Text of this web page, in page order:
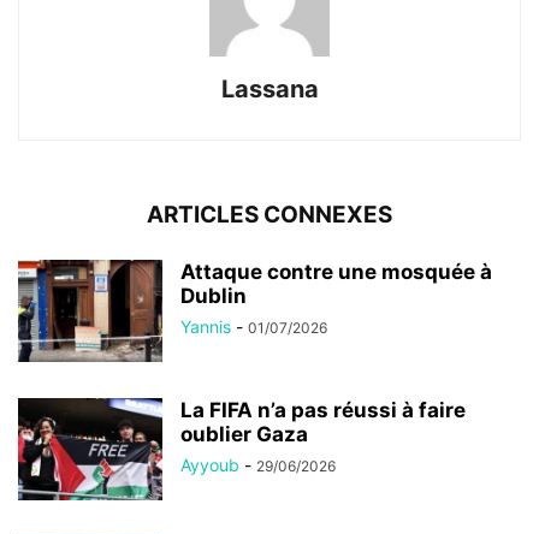
Lassana
ARTICLES CONNEXES
Attaque contre une mosquée à
Dublin
Yannis - 01/07/2026
La FIFA n’a pas réussi à faire
oublier Gaza
Ayyoub - 29/06/2026